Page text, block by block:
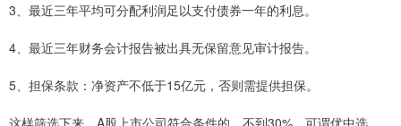
3、最近三年平均可分配利润足以支付债券一年的利息。
4、最近三年财务会计报告被出具无保留意见审计报告。
5、担保条款：净资产不低于15亿元，否则需提供担保。